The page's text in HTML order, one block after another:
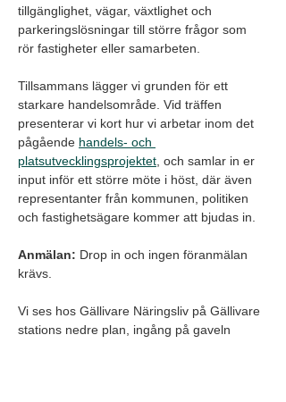
tillgänglighet, vägar, växtlighet och
parkeringslösningar till större frågor som
rör fastigheter eller samarbeten.
Tillsammans lägger vi grunden för ett
starkare handelsområde. Vid träffen
presenterar vi kort hur vi arbetar inom det
pågående handels- och
platsutvecklingsprojektet , och samlar in er
input inför ett större möte i höst, där även
representanter från kommunen, politiken
och fastighetsägare kommer att bjudas in.
Anmälan: Drop in och ingen föranmälan
krävs.
Vi ses hos Gällivare Näringsliv på Gällivare
stations nedre plan, ingång på gaveln